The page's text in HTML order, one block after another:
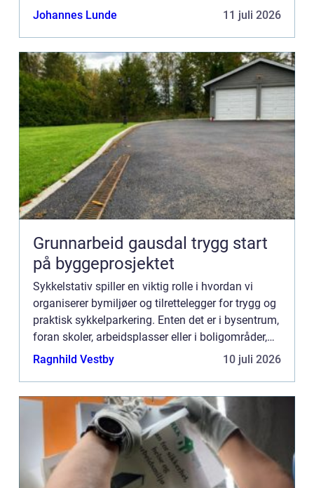
gir sykkelstativer en effektiv ...
Johannes Lunde 11 juli 2026
Grunnarbeid gausdal trygg start
på byggeprosjektet
Sykkelstativ spiller en viktig rolle i hvordan vi
organiserer bymiljøer og tilrettelegger for trygg og
praktisk sykkelparkering. Enten det er i bysentrum,
foran skoler, arbeidsplasser eller i boligområder,
gir sykkelstativer en effektiv ...
Ragnhild Vestby 10 juli 2026